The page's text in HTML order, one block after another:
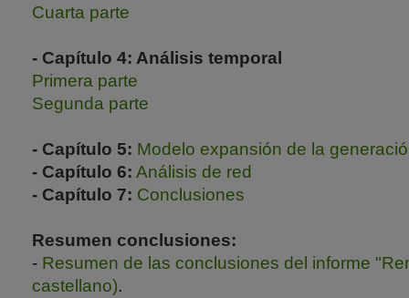
Cuarta parte
- Capítulo 4: Análisis temporal
Primera parte
Segunda parte
- Capítulo 5: Modelo expansión de la
- Capítulo 6: Análisis de red
- Capítulo 7: Conclusiones
Resumen conclusiones:
- Resumen de las conclusiones del informe
castellano).